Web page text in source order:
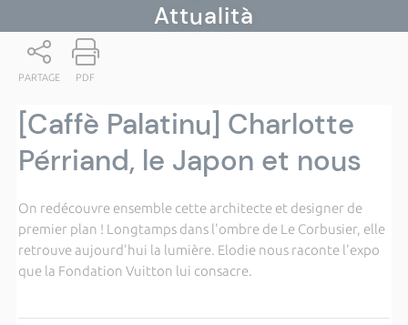
Attualità
PARTAGE PDF
[Caffè Palatinu] Charlotte
Pérriand, le Japon et nous
On redécouvre ensemble cette architecte et designer de
premier plan ! Longtamps dans l'ombre de Le Corbusier, elle
retrouve aujourd'hui la lumière. Elodie nous raconte l'expo
que la Fondation Vuitton lui consacre.